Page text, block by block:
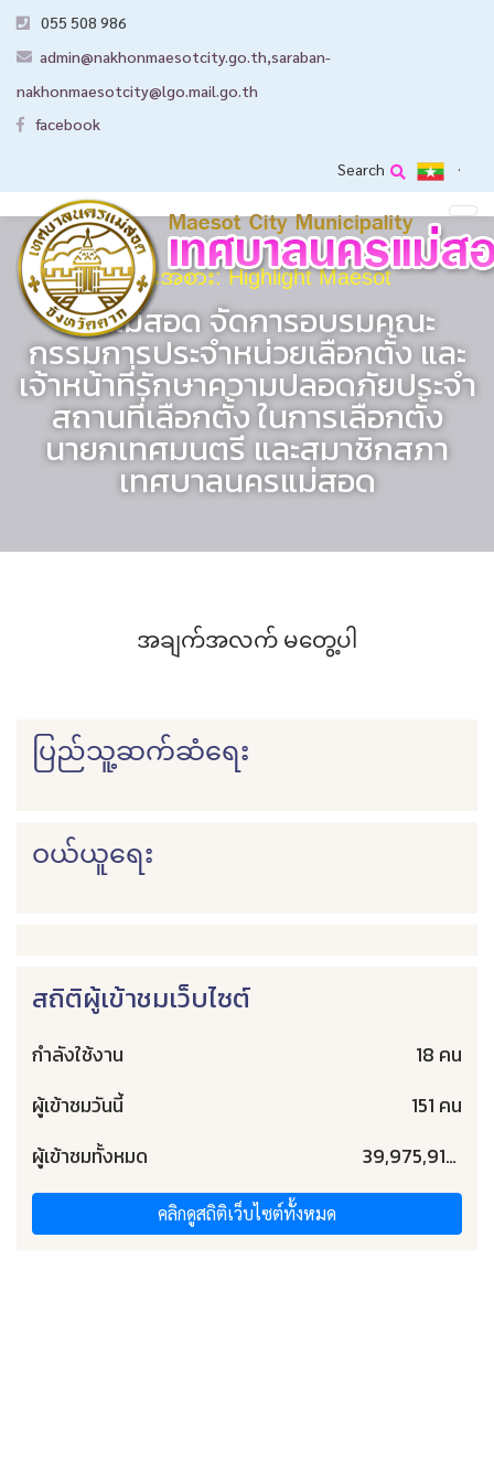
055 508 986
admin@nakhonmaesotcity.go.th,saraban-
nakhonmaesotcity@lgo.mail.go.th
facebook
Search
အမျိုးအစား: Highlight Maesot
ทน.แม่สอด จัดการอบรมคณะ
กรรมการประจำหน่วยเลือกตั้ง และ
เจ้าหน้าที่รักษาความปลอดภัยประจำ
สถานที่เลือกตั้ง ในการเลือกตั้ง
นายกเทศมนตรี และสมาชิกสภา
เทศบาลนครแม่สอด
အချက်အလက် မတွေ့ပါ
ပြည်သူ့ဆက်ဆံရေး
ဝယ်ယူရေး
สถิติผู้เข้าชมเว็บไซต์
กำลังใช้งาน
18 คน
ผู้เข้าชมวันนี้
151 คน
ผู้เข้าชมทั้งหมด
39,975,917 คน
คลิกดูสถิติเว็บไซต์ทั้งหมด